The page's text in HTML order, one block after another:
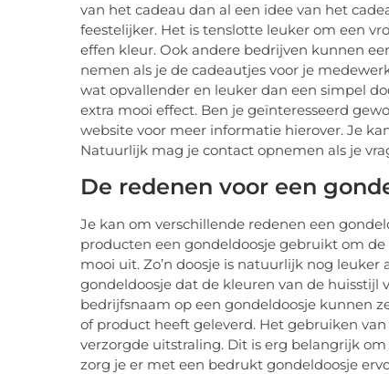
van het cadeau dan al een idee van het
feestelijker. Het is tenslotte leuker om een
effen kleur. Ook andere bedrijven kunnen
nemen als je de cadeautjes voor je
wat opvallender en leuker dan een simpel
extra mooi effect. Ben je geïnteresseerd
website voor meer informatie hierover. Je
Natuurlijk mag je contact opnemen als je
De redenen voor een
Je kan om verschillende redenen een
producten een gondeldoosje gebruikt om
mooi uit. Zo’n doosje is natuurlijk nog
gondeldoosje dat de kleuren van de huisstijl
bedrijfsnaam op een gondeldoosje kunnen
of product heeft geleverd. Het gebruiken
verzorgde uitstraling. Dit is erg belangrijk
zorg je er met een bedrukt gondeldoosje